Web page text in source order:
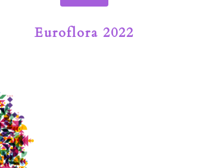
Euroflora 2022